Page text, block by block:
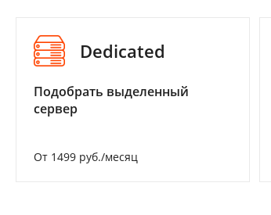
Dedicated
Подобрать выделенный
сервер
От 1499 руб./месяц